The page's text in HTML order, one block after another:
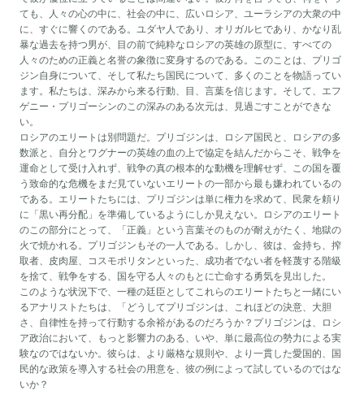
ても、人々の心の中に、社会の中に、広いロシア、ユーラシアの大衆の中
に、すぐに響くのである。ユダヤ人であり、オリガルヒであり、かなり乱
暴な過去を持つ男が、目の前で純粋なロシアの英雄の原型に、すべての
人々のための正義と名誉の象徴に変身するのである。このことは、プリゴ
ジン自身について、そして私たち国民について、多くのことを物語ってい
ます。私たちは、深みから来る行動、目、言葉を信じます。そして、エフ
ゲニー・プリゴーシンのこの深みのある次元は、見過ごすことができな
い。
ロシアのエリートは別問題だ。プリゴジンは、ロシア国民と、ロシアの多
数派と、自分とワグナーの英雄の血の上で協定を結んだからこそ、戦争を
運命として受け入れず、戦争の真の根本的な動機を理解せず、この国を覆
う致命的な危機をまだ見ていないエリートの一部から最も嫌われているの
である。エリートたちには、プリゴジンは単に権力を求めて、民衆を頼り
に「黒い再分配」を準備しているようにしか見えない。ロシアのエリート
のこの部分にとって、「正義」という言葉そのものが耐えがたく、地獄の
火で焼かれる。プリゴジンもその一人である。しかし、彼は、金持ち、搾
取者、皮肉屋、コスモポリタンといった、成功者でない者を軽蔑する階級
を捨て、戦争をする、国を守る人々のもとに亡命する勇気を見出した。
このような状況下で、一種の廷臣としてこれらのエリートたちと一緒にい
るアナリストたちは、「どうしてプリゴジンは、これほどの決意、大胆
さ、自律性を持って行動する余裕があるのだろうか？プリゴジンは、ロシ
ア政治において、もっと影響力のある、いや、単に最高位の勢力による実
験なのではないか。彼らは、より厳格な規則や、より一貫した愛国的、国
民的な政策を導入する社会の用意を、彼の例によって試しているのではな
いか？